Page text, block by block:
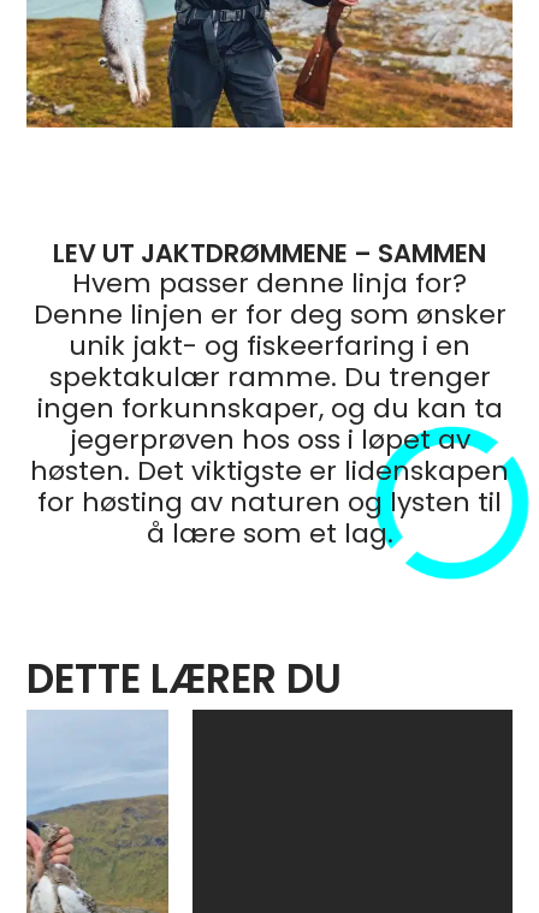
LEV UT JAKTDRØMMENE – SAMMEN
Hvem passer denne linja for?
Denne linjen er for deg som ønsker
unik jakt- og fiskeerfaring i en
spektakulær ramme. Du trenger
ingen forkunnskaper, og du kan ta
jegerprøven hos oss i løpet av
høsten. Det viktigste er lidenskapen
for høsting av naturen og lysten til
å lære som et lag.
DETTE LÆRER DU